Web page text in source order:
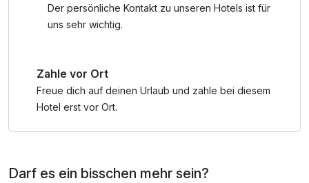
genießen Sie umfassende Vergünstigungen (bis 50%) bei
zahlreichen Partnern aus den Bereichen Kultur, Freizeit,
individuell zu erkunden.
Der persönliche Kontakt zu unseren Hotels ist für
uns sehr wichtig.
Zahle vor Ort
Freue dich auf deinen Urlaub und zahle bei diesem
Hotel erst vor Ort.
Darf es ein bisschen mehr sein?